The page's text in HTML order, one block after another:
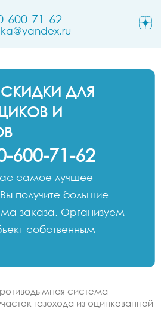
600-71-62
ДЛЯ
И
600-71-62
самое лучшее
получите большие
заказа. Организуем
собственным
система
газохода из оцинкованной